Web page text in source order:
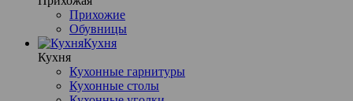
Прихожие
Обувницы
Кухня
Кухня
Кухонные гарнитуры
Кухонные столы